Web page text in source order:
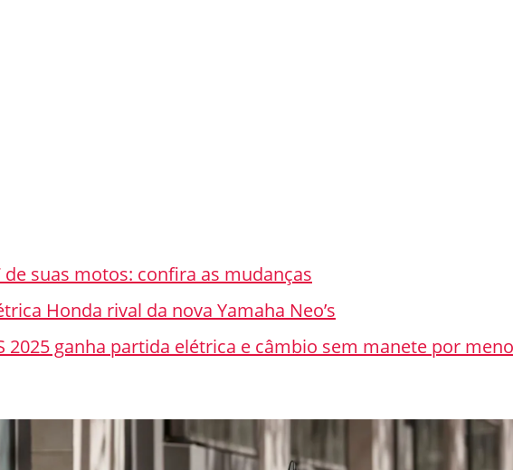
suas motos: confira as mudanças
Honda rival da nova Yamaha Neo’s
2025 ganha partida elétrica e câmbio sem manete por